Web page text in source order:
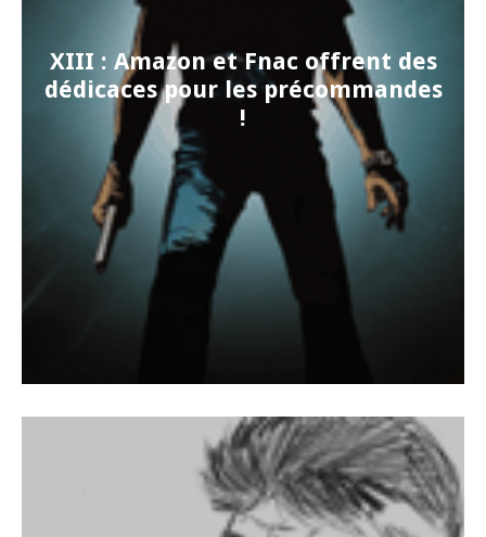
XIII : Amazon et Fnac offrent des
dédicaces pour les précommandes
!